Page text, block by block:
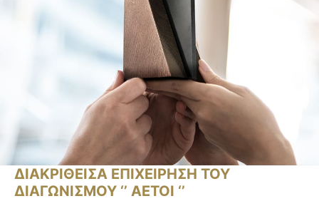
ΔΙΑΚΡΙΘΕΙΣΑ ΕΠΙΧΕΙΡΗΣΗ ΤΟΥ
ΔΙΑΓΩΝΙΣΜΟΥ ‘’ ΑΕΤΟΙ ‘’